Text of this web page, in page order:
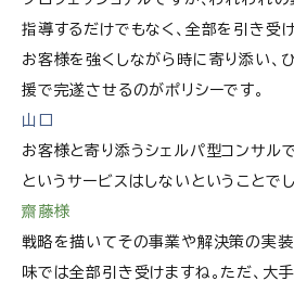
指導するだけでもなく、全部を引き受
お客様を強くしながら時に寄り添い、
援で完遂させるのがポリシーです。
山口
お客様と寄り添うシェルパ型コンサル
というサービスはしないということでし
齋藤様
戦略を描いてその事業や解決策の実
味では全部引き受けますね。ただ、大